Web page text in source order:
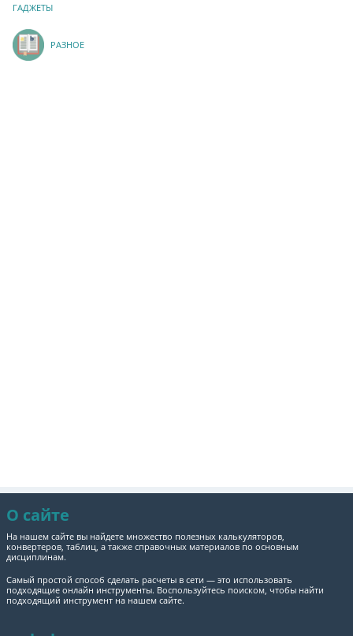
ГАДЖЕТЫ
РАЗНОЕ
О сайте
На нашем сайте вы найдете множество полезных калькуляторов,
конвертеров, таблиц, а также справочных материалов по основным
дисциплинам.
Самый простой способ сделать расчеты в сети — это использовать
подходящие онлайн инструменты. Воспользуйтесь поиском, чтобы найти
подходящий инструмент на нашем сайте.